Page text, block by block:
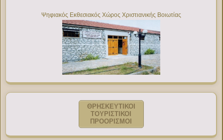
Ψηφιακός Εκθεσιακός Χώρος Χριστιανικής Βοιωτίας
ΘΡΗΣΚΕΥΤΙΚΟΙ
ΤΟΥΡΙΣΤΙΚΟΙ
ΠΡΟΟΡΙΣΜΟΙ